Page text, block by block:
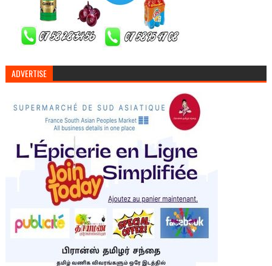
ADVERTISE